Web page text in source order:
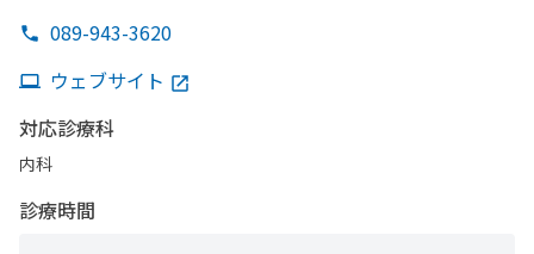
089-943-3620
ウェブサイト
対応診療科
内科
診療時間